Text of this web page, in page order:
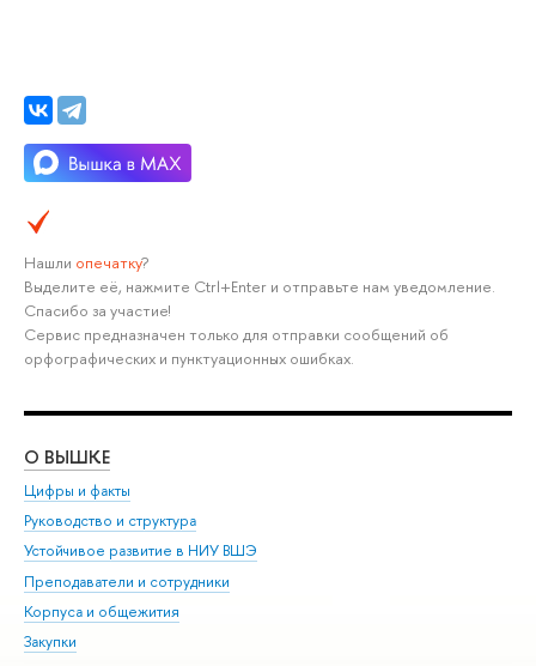
Нашли опечатку?
Выделите её, нажмите Ctrl+Enter и отправьте нам уведомление.
Спасибо за участие!
Сервис предназначен только для отправки сообщений об
орфографических и пунктуационных ошибках.
О ВЫШКЕ
Цифры и факты
Руководство и структура
Устойчивое развитие в НИУ ВШЭ
Преподаватели и сотрудники
Корпуса и общежития
Закупки